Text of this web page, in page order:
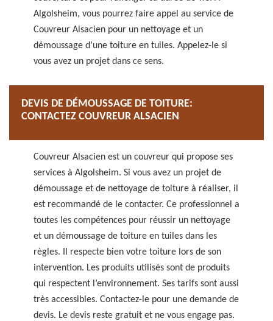
Algolsheim, vous pourrez faire appel au service de
Couvreur Alsacien pour un nettoyage et un
démoussage d’une toiture en tuiles. Appelez-le si
vous avez un projet dans ce sens.
DEVIS DE DÉMOUSSAGE DE TOITURE:
CONTACTEZ COUVREUR ALSACIEN
Couvreur Alsacien est un couvreur qui propose ses
services à Algolsheim. Si vous avez un projet de
démoussage et de nettoyage de toiture à réaliser, il
est recommandé de le contacter. Ce professionnel a
toutes les compétences pour réussir un nettoyage
et un démoussage de toiture en tuiles dans les
règles. Il respecte bien votre toiture lors de son
intervention. Les produits utilisés sont de produits
qui respectent l’environnement. Ses tarifs sont aussi
très accessibles. Contactez-le pour une demande de
devis. Le devis reste gratuit et ne vous engage pas.